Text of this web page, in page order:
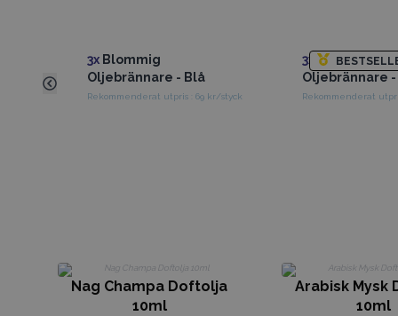
3x Blommig
Oljebrännare - Blå
Rekommenderat utpris : 69 kr/styck
3x Blommig
Oljebrännare
Rekommenderat
Nag Champa Doftolja
10ml
Arabisk Mysk
10ml